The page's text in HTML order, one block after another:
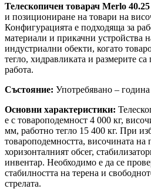
Телескопичен товарач Merlo 40.25
и позициониране на товари на
Конфигурацията е подходяща за
материали и прикачни устройства
индустриални обекти, когато
тегло, хидравликата и размерите
работа.
Състояние: Употребявано –
Основни характеристики:
е с товароподемност 4 000 кг,
мм, работно тегло 15 400 кг. При
товароподемността, височината на
хоризонталният обсег,
инвентар. Необходимо е да се
стабилността на терена и
стрелата.